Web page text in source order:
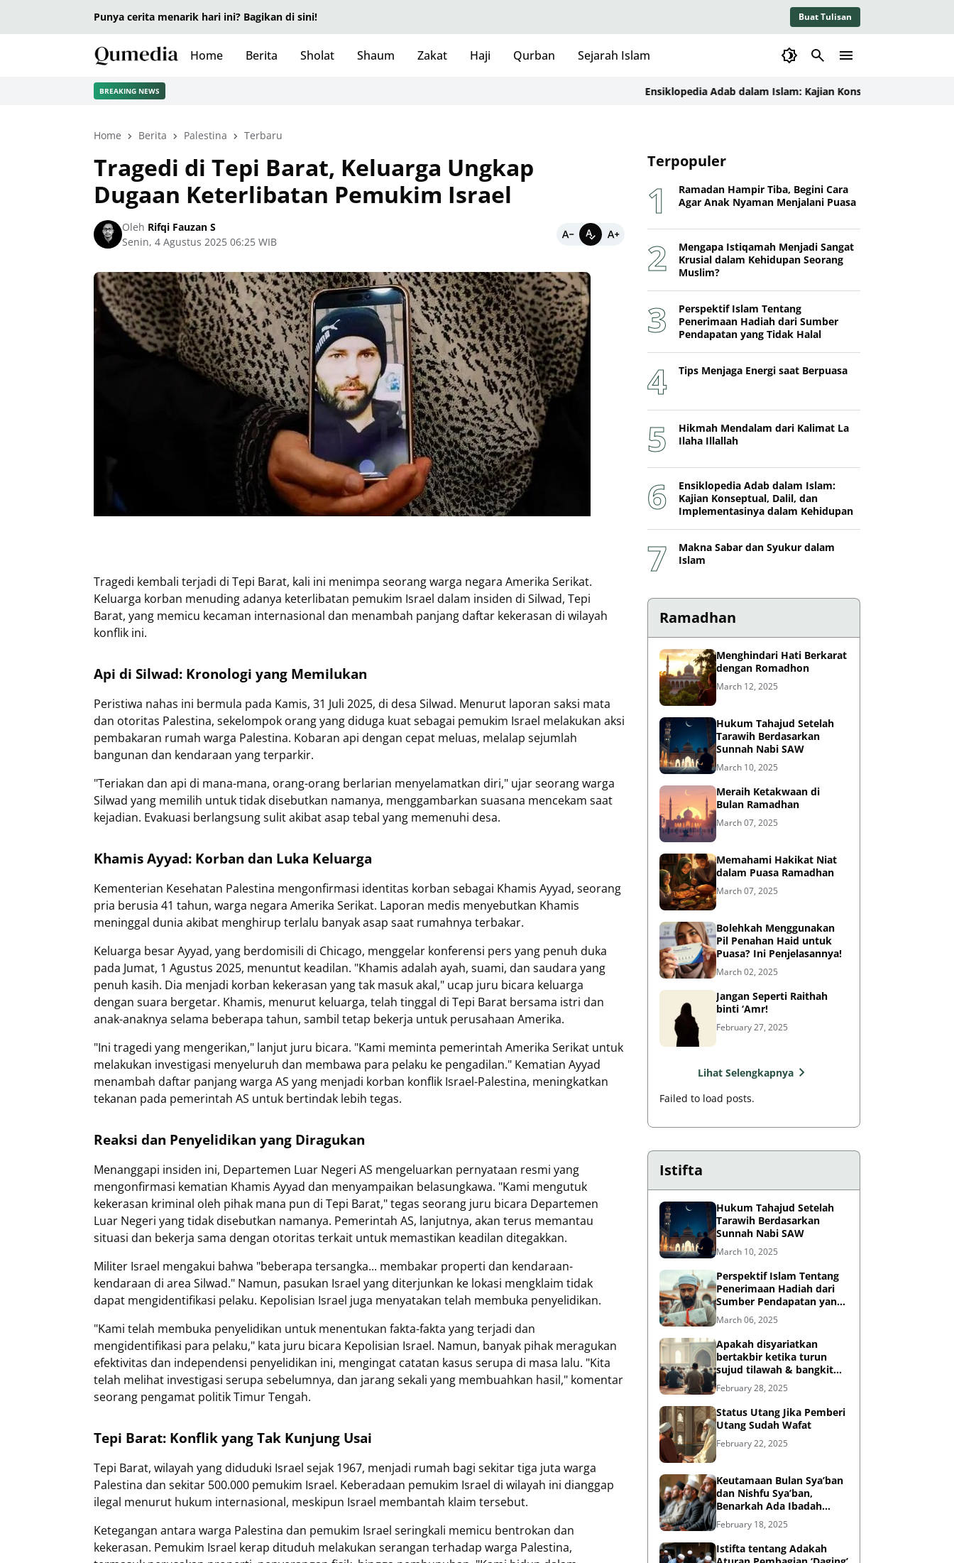
Punya cerita menarik hari ini? Bagikan di sini! Buat Tulisan
Home Berita Sholat Shaum Zakat Haji Qurban Sejarah Islam
BREAKING NEWS Ensiklopedia Adab dalam Islam: Kajian Konseptual, Dalil, dan
Home Berita Palestina Terbaru
Tragedi di Tepi Barat, Keluarga Ungkap
Dugaan Keterlibatan Pemukim Israel
Oleh Rifqi Fauzan S
Senin, 4 Agustus 2025 06:25 WIB
Tragedi kembali terjadi di Tepi Barat, kali ini menimpa seorang warga negara Amerika Serikat.
Keluarga korban menuding adanya keterlibatan pemukim Israel dalam insiden di Silwad, Tepi
Barat, yang memicu kecaman internasional dan menambah panjang daftar kekerasan di wilayah
konflik ini.
Api di Silwad: Kronologi yang Memilukan
Peristiwa nahas ini bermula pada Kamis, 31 Juli 2025, di desa Silwad. Menurut laporan saksi mata
dan otoritas Palestina, sekelompok orang yang diduga kuat sebagai pemukim Israel melakukan aksi
pembakaran rumah warga Palestina. Kobaran api dengan cepat meluas, melalap sejumlah
bangunan dan kendaraan yang terparkir.
"Teriakan dan api di mana-mana, orang-orang berlarian menyelamatkan diri," ujar seorang warga
Silwad yang memilih untuk tidak disebutkan namanya, menggambarkan suasana mencekam saat
kejadian. Evakuasi berlangsung sulit akibat asap tebal yang memenuhi desa.
Khamis Ayyad: Korban dan Luka Keluarga
Kementerian Kesehatan Palestina mengonfirmasi identitas korban sebagai Khamis Ayyad, seorang
pria berusia 41 tahun, warga negara Amerika Serikat. Laporan medis menyebutkan Khamis
meninggal dunia akibat menghirup terlalu banyak asap saat rumahnya terbakar.
Keluarga besar Ayyad, yang berdomisili di Chicago, menggelar konferensi pers yang penuh duka
pada Jumat, 1 Agustus 2025, menuntut keadilan. "Khamis adalah ayah, suami, dan saudara yang
penuh kasih. Dia menjadi korban kekerasan yang tak masuk akal," ucap juru bicara keluarga
dengan suara bergetar. Khamis, menurut keluarga, telah tinggal di Tepi Barat bersama istri dan
anak-anaknya selama beberapa tahun, sambil tetap bekerja untuk perusahaan Amerika.
"Ini tragedi yang mengerikan," lanjut juru bicara. "Kami meminta pemerintah Amerika Serikat untuk
melakukan investigasi menyeluruh dan membawa para pelaku ke pengadilan." Kematian Ayyad
menambah daftar panjang warga AS yang menjadi korban konflik Israel-Palestina, meningkatkan
tekanan pada pemerintah AS untuk bertindak lebih tegas.
Reaksi dan Penyelidikan yang Diragukan
Menanggapi insiden ini, Departemen Luar Negeri AS mengeluarkan pernyataan resmi yang
mengonfirmasi kematian Khamis Ayyad dan menyampaikan belasungkawa. "Kami mengutuk
kekerasan kriminal oleh pihak mana pun di Tepi Barat," tegas seorang juru bicara Departemen
Luar Negeri yang tidak disebutkan namanya. Pemerintah AS, lanjutnya, akan terus memantau
situasi dan bekerja sama dengan otoritas terkait untuk memastikan keadilan ditegakkan.
Militer Israel mengakui bahwa "beberapa tersangka... membakar properti dan kendaraan-
kendaraan di area Silwad." Namun, pasukan Israel yang diterjunkan ke lokasi mengklaim tidak
dapat mengidentifikasi pelaku. Kepolisian Israel juga menyatakan telah membuka penyelidikan.
"Kami telah membuka penyelidikan untuk menentukan fakta-fakta yang terjadi dan
mengidentifikasi para pelaku," kata juru bicara Kepolisian Israel. Namun, banyak pihak meragukan
efektivitas dan independensi penyelidikan ini, mengingat catatan kasus serupa di masa lalu. "Kita
telah melihat investigasi serupa sebelumnya, dan jarang sekali yang membuahkan hasil," komentar
seorang pengamat politik Timur Tengah.
Tepi Barat: Konflik yang Tak Kunjung Usai
Tepi Barat, wilayah yang diduduki Israel sejak 1967, menjadi rumah bagi sekitar tiga juta warga
Palestina dan sekitar 500.000 pemukim Israel. Keberadaan pemukim Israel di wilayah ini dianggap
ilegal menurut hukum internasional, meskipun Israel membantah klaim tersebut.
Ketegangan antara warga Palestina dan pemukim Israel seringkali memicu bentrokan dan
kekerasan. Pemukim Israel kerap dituduh melakukan serangan terhadap warga Palestina,
Terpopuler
Ramadan Hampir Tiba, Begini Cara
Agar Anak Nyaman Menjalani Puasa
Mengapa Istiqamah Menjadi Sangat
Krusial dalam Kehidupan Seorang
Muslim?
Perspektif Islam Tentang
Penerimaan Hadiah dari Sumber
Pendapatan yang Tidak Halal
Tips Menjaga Energi saat Berpuasa
Hikmah Mendalam dari Kalimat La
Ilaha Illallah
Ensiklopedia Adab dalam Islam:
Kajian Konseptual, Dalil, dan
Implementasinya dalam Kehidupan
Makna Sabar dan Syukur dalam
Islam
Ramadhan
Menghindari Hati Berkarat
dengan Romadhon
March 12, 2025
Hukum Tahajud Setelah
Tarawih Berdasarkan
Sunnah Nabi SAW
March 10, 2025
Meraih Ketakwaan di
Bulan Ramadhan
March 07, 2025
Memahami Hakikat Niat
dalam Puasa Ramadhan
March 07, 2025
Bolehkah Menggunakan
Pil Penahan Haid untuk
Puasa? Ini Penjelasannya!
March 02, 2025
Jangan Seperti Raithah
binti ‘Amr!
February 27, 2025
Lihat Selengkapnya
Failed to load posts.
Istifta
Hukum Tahajud Setelah
Tarawih Berdasarkan
Sunnah Nabi SAW
March 10, 2025
Perspektif Islam Tentang
Penerimaan Hadiah dari
Sumber Pendapatan yang
Tidak Halal
March 06, 2025
Apakah disyariatkan
bertakbir ketika turun
sujud tilawah & bangkit
dari sujud tilawah yang
dilakukan dalam shalat?
February 28, 2025
Status Utang Jika Pemberi
Utang Sudah Wafat
February 22, 2025
Keutamaan Bulan Sya’ban
dan Nishfu Sya’ban,
Benarkah Ada Ibadah
Khusus?
February 18, 2025
Istifta tentang Adakah